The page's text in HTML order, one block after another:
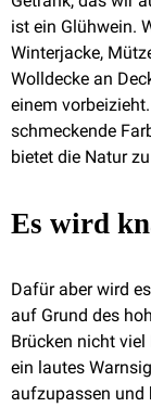
ist ein Glühwein.
Winterjacke,
Wolldecke an
einem
schmeckende
bietet die Natur
Es wird
Dafür aber wird
auf Grund des
Brücken nicht
ein lautes
aufzupassen und